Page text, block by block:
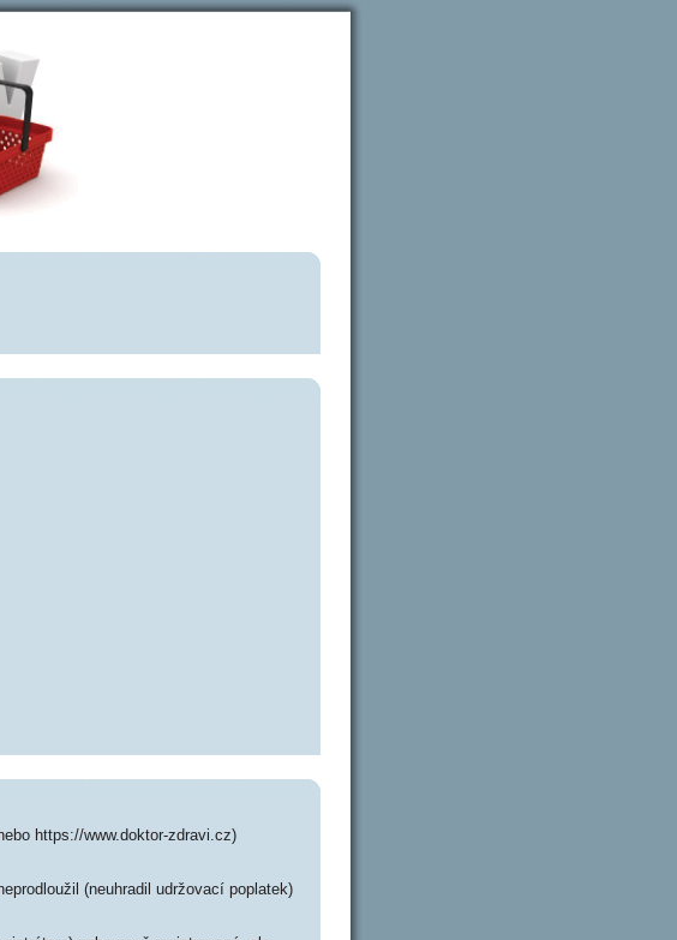
https://www.doktor-zdravi.cz)
(neuhradil udržovací poplatek)